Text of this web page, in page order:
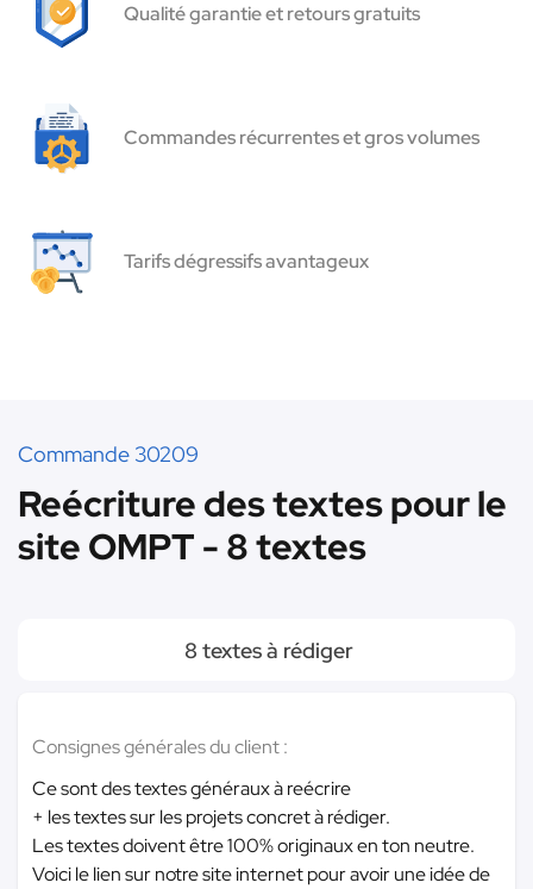
Qualité garantie et retours gratuits
Commandes récurrentes et gros volumes
Tarifs dégressifs avantageux
Commande 30209
Reécriture des textes pour le
site OMPT - 8 textes
8 textes à rédiger
Consignes générales du client :
Ce sont des textes généraux à reécrire
+ les textes sur les projets concret à rédiger.
Les textes doivent être 100% originaux en ton neutre.
Voici le lien sur notre site internet pour avoir une idée de